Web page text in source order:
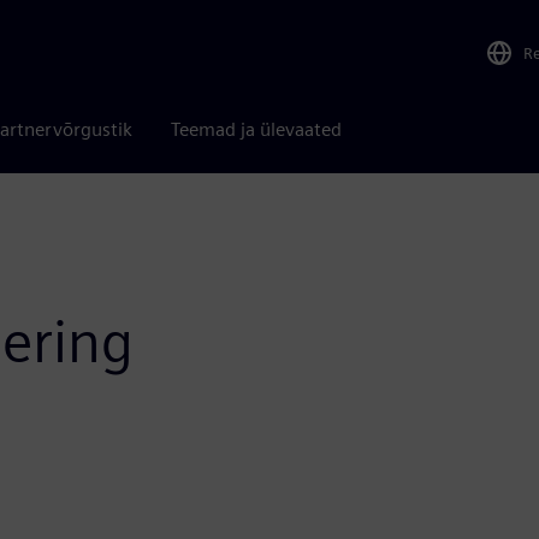
Teemad ja ülevaated